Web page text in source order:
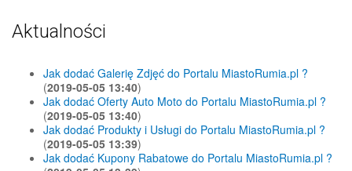
Aktualności
Jak dodać Galerię Zdjęć do Portalu MiastoRumia.pl ?
(2019-05-05 13:40)
Jak dodać Oferty Auto Moto do Portalu MiastoRumia.pl ?
(2019-05-05 13:40)
Jak dodać Produkty i Usługi do Portalu MiastoRumia.pl ?
(2019-05-05 13:39)
Jak dodać Kupony Rabatowe do Portalu MiastoRumia.pl ?